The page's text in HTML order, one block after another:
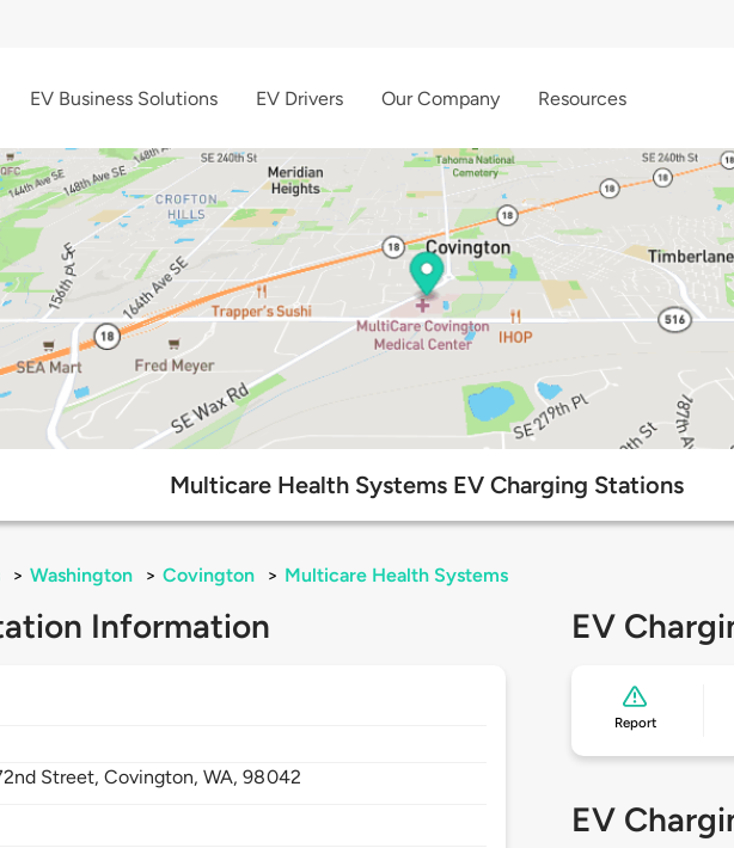
EV Business Solutions EV Drivers Our Company Resources
Multicare Health Systems EV Charging Stations
> Washington > Covington > Multicare Health Systems
Information
Street,Covington,WA,98042
EV
Report
EV